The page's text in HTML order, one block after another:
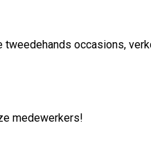
occasions,
medewerkers!